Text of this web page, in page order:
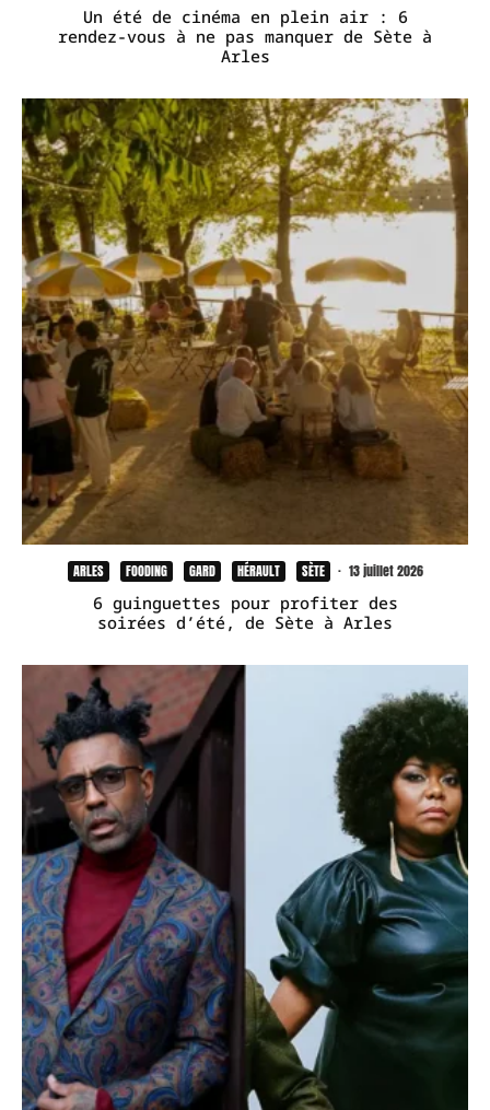
Un été de cinéma en plein air : 6
rendez-vous à ne pas manquer de Sète à
Arles
ARLES FOODING GARD HÉRAULT SÈTE · 13 juillet 2026
6 guinguettes pour profiter des
soirées d’été, de Sète à Arles